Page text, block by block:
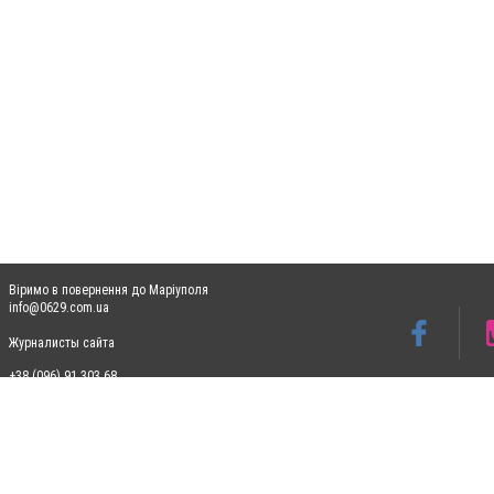
Віримо в повернення до Маріуполя
info@0629.com.ua
Журналисты сайта
+38 (096) 91 303 68